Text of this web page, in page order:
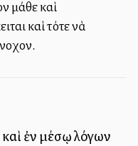
μάθε καὶ
καὶ τότε νὰ
καὶ ἐν μέσῳ λόγων